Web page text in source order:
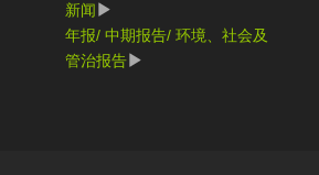
新闻
年报/ 中期报告/ 环境、社会及
管治报告